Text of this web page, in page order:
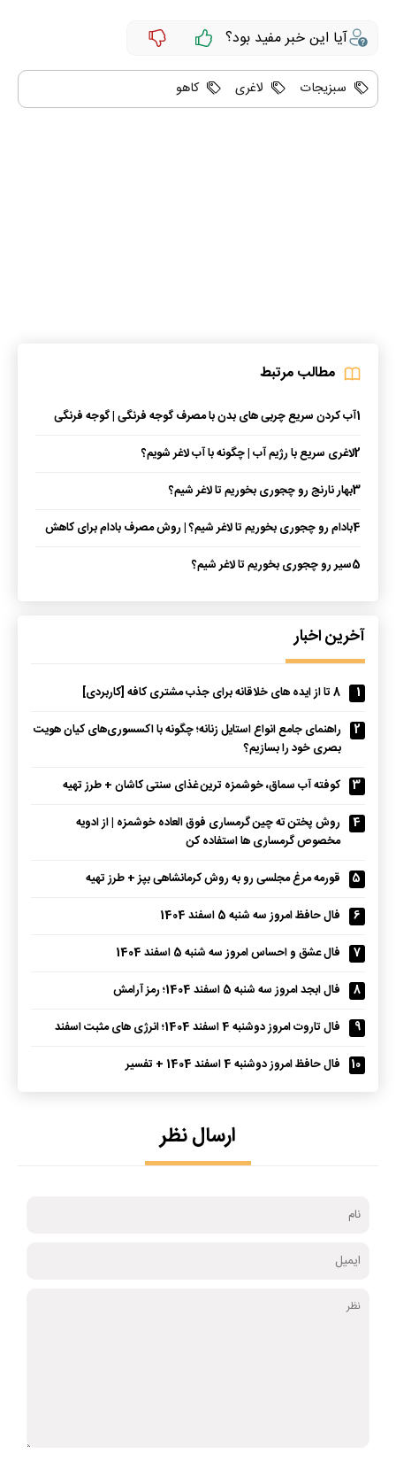
آیا این خبر مفید بود؟
سبزیجات لاغری کاهو
مطالب مرتبط
1آب کردن سریع چربی های بدن با مصرف گوجه فرنگی | گوجه فرنگی
2لاغری سریع با رژیم آب | چگونه با آب لاغر شویم؟
3بهار نارنج رو چجوری بخوریم تا لاغر شیم؟
4بادام رو چجوری بخوریم تا لاغر شیم؟ | روش مصرف بادام برای کاهش
5سیر رو چجوری بخوریم تا لاغر شیم؟
آخرین اخبار
1
8 تا از ایده های خلاقانه برای جذب مشتری کافه [کاربردی]
2
راهنمای جامع انواع استایل زنانه؛ چگونه با اکسسوری‌های کیان هویت
بصری خود را بسازیم؟
3
کوفته آب سماق، خوشمزه ترین غذای سنتی کاشان + طرز تهیه
4
روش پختن ته چین گرمساری فوق العاده خوشمزه | از ادویه
مخصوص گرمساری ها استفاده کن
5
قورمه مرغ مجلسی رو به روش کرمانشاهی بپز + طرز تهیه
6
فال حافظ امروز سه شنبه 5 اسفند 1404
7
فال عشق و احساس امروز سه شنبه 5 اسفند 1404
8
فال ابجد امروز سه شنبه 5 اسفند 1404؛ رمز آرامش
9
فال تاروت امروز دوشنبه 4 اسفند 1404؛ انرژی های مثبت اسفند
10
فال حافظ امروز دوشنبه 4 اسفند 1404 + تفسیر
ارسال نظر